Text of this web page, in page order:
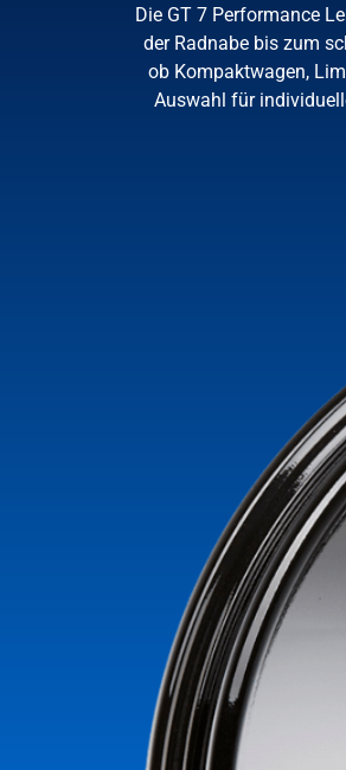
Die GT 7 Performance
der Radnabe bis zum
ob Kompaktwagen,
Auswahl für